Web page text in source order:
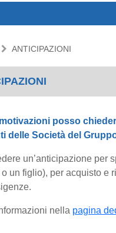
ANTICIPAZIONI
posso
delle Società del
un’anticipazione per
un figlio), per acquisto e
nella pagina